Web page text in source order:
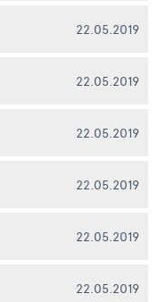
22.05.2019
22.05.2019
22.05.2019
22.05.2019
22.05.2019
22.05.2019